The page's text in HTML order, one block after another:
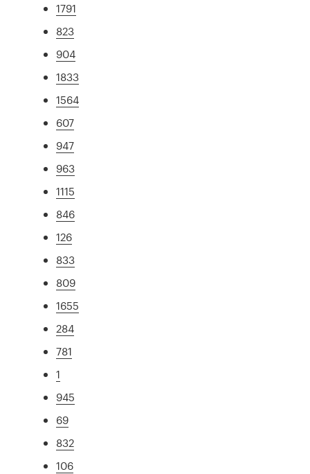
1791
823
904
1833
1564
607
947
963
1115
846
126
833
809
1655
284
781
1
945
69
832
106